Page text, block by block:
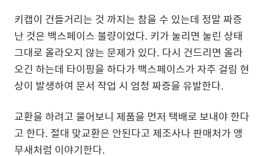
키캡이 건들거리는 것 까지는 참을 수 있는데 정말 짜증
난 것은 백스페이스 불량이었다. 키가 눌리면 눌린 상태
그대로 올라오지 않는 문제가 있다. 다시 건드리면 올라
오긴 하는데 타이핑을 하다가 백스페이스가 자주 걸림 현
상이 발생하여 문서 작업 시 엄청 짜증을 유발한다.
교환을 하려고 물어보니 제품을 먼저 택배로 보내야 한다
고 한다. 절대 맞교환은 안된다고 제조사나 판매처가 앵
무새처럼 이야기한다.